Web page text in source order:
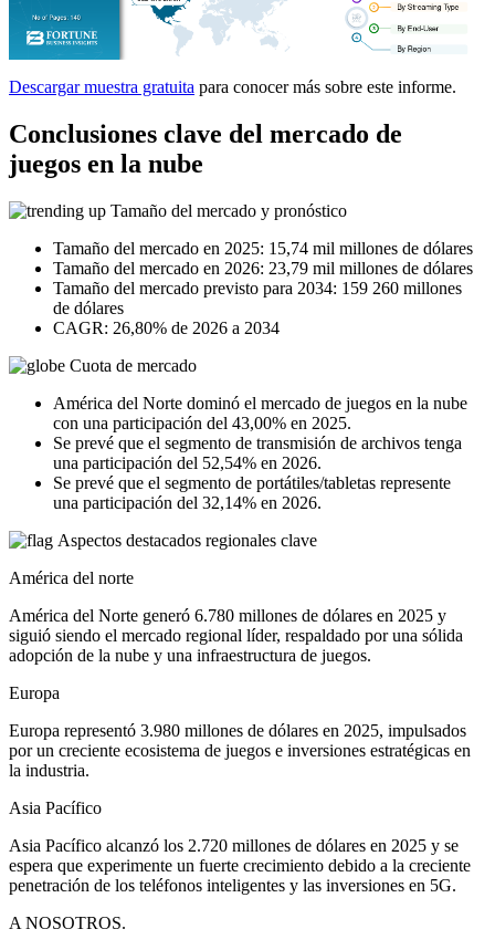
Descargar muestra gratuita para conocer más sobre este informe.
Conclusiones clave del mercado de
juegos en la nube
Tamaño del mercado y pronóstico
Tamaño del mercado en 2025: 15,74 mil millones de dólares
Tamaño del mercado en 2026: 23,79 mil millones de dólares
Tamaño del mercado previsto para 2034: 159 260 millones
de dólares
CAGR: 26,80% de 2026 a 2034
Cuota de mercado
América del Norte dominó el mercado de juegos en la nube
con una participación del 43,00% en 2025.
Se prevé que el segmento de transmisión de archivos tenga
una participación del 52,54% en 2026.
Se prevé que el segmento de portátiles/tabletas represente
una participación del 32,14% en 2026.
Aspectos destacados regionales clave
América del norte
América del Norte generó 6.780 millones de dólares en 2025 y
siguió siendo el mercado regional líder, respaldado por una sólida
adopción de la nube y una infraestructura de juegos.
Europa
Europa representó 3.980 millones de dólares en 2025, impulsados ​​
por un creciente ecosistema de juegos e inversiones estratégicas en
la industria.
Asia Pacífico
Asia Pacífico alcanzó los 2.720 millones de dólares en 2025 y se
espera que experimente un fuerte crecimiento debido a la creciente
penetración de los teléfonos inteligentes y las inversiones en 5G.
A NOSOTROS.